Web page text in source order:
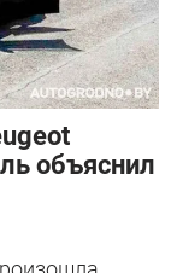
объяснил